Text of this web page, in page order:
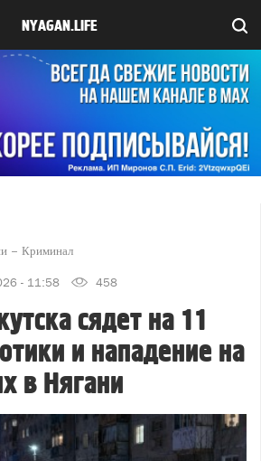
NYAGAN.LIFE
Криминал
- 11:58 458
сядет на 11
и нападение на
в Нягани